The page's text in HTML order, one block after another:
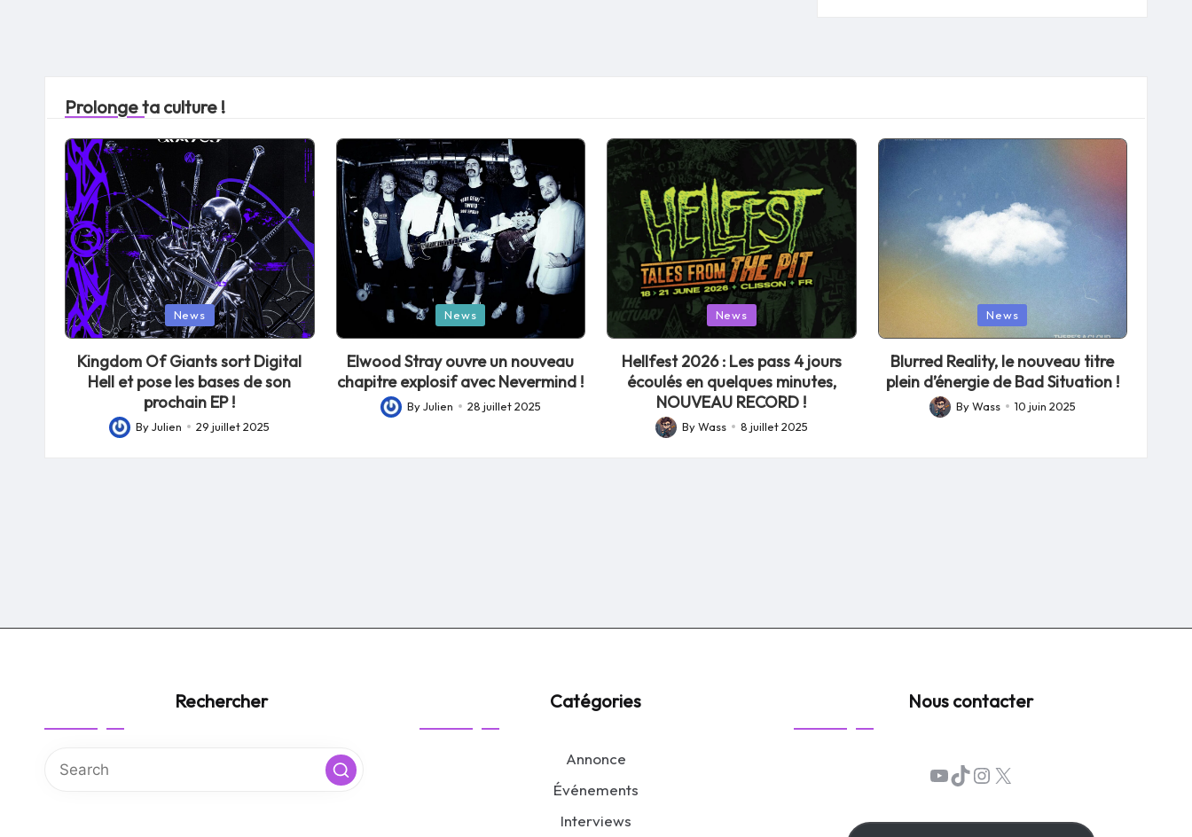
Prolonge ta culture !
Posted
in
News
Kingdom Of Giants sort Digital
Hell et pose les bases de son
prochain EP !
Posted
ByJulien 29 juillet 2025
Posted
in
News
Elwood Stray ouvre un nouveau
chapitre explosif avec Nevermind !
Posted
ByJulien 28 juillet 2025
Posted
in
News
Hellfest 2026 : Les pass 4 jours
écoulés en quelques minutes,
NOUVEAU RECORD !
Posted
ByWass 8 juillet 2025
in
News
Blurred Reality, le nouveau titre
plein d’énergie de Bad Situation !
Posted
ByWass 10 juin 2025
Rechercher Catégories
Annonce
Événements
Interviews
Nous contacter
YouTube
TikTok
Instagram
X